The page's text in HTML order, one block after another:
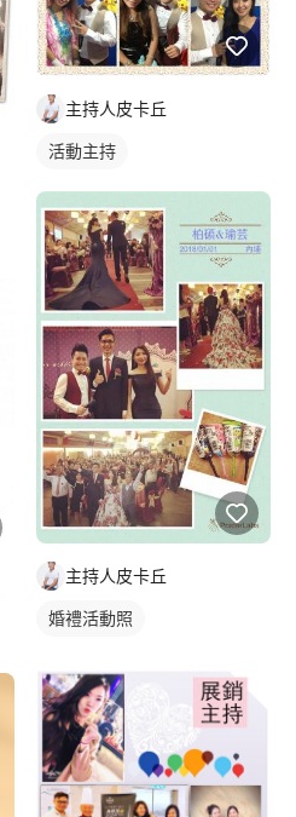
主持人皮卡丘
活動主持
主持人皮卡丘
婚禮活動照